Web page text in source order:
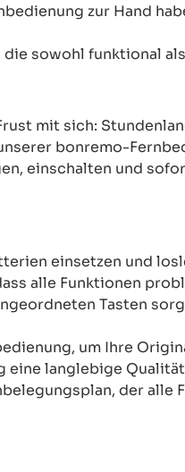
zur Hand
sowohl funktional
mit sich:
bonremo-
einschalten und
einsetzen und
alle Funktionen
Tasten
um Ihre
langlebige
der alle